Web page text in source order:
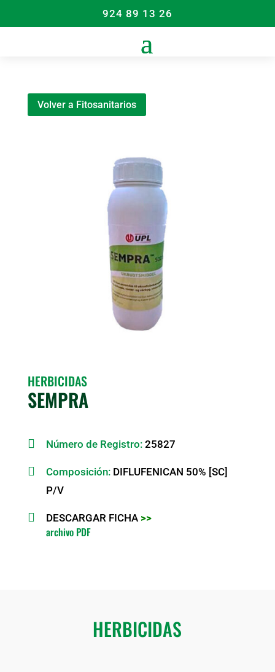
924 89 13 26
Volver a Fitosanitarios
HERBICIDAS
SEMPRA
 Número de Registro:25827
 Composición:DIFLUFENICAN 50% [SC]
P/V
 DESCARGAR FICHA >>
archivo PDF
HERBICIDAS